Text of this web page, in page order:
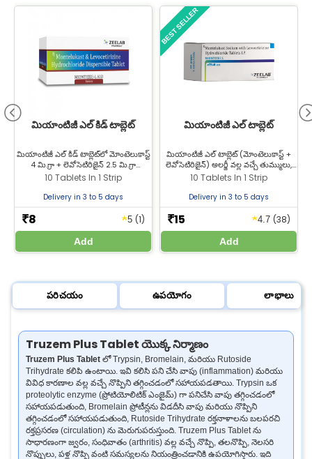
మియాంటిజీ ఎల్ కిడ్ టాబ్లెట్
మియాంటిజీ ఎల్ కిడ్ టాబ్లెట్‌లో మోంటెలుకాస్ట్
4 మి.గ్రా + లెవోసెటిరిజైన్ 2.5 మి.గ్రా
ఉంటాయి. ఇవి తుమ్ములు, అలర్జీలు, హే ఫీవర్
మరియు బ్రాంకియల్ ఆస్తమా చికిత్స కోసం
ఉపయోగిస్తారు. జీల్యాబ్ ఫార్మసీ నుండి
10 Tablets In 1 Strip
Delivery in 3 to 5 days
₹8 ★5 (1)
Add
మియాంటిజీ ఎల్ టాబ్లెట్
మియాంటిజీ ఎల్ టాబ్లెట్ (మోంటెలుకాస్ట్ +
లెవోసెటిరిజైన్) అలర్జీ వల్ల వచ్చే తుమ్ములు,
ముక్కు కారడం, అధిక జ్వరం మరియు
అలర్జీతో వచ్చే చర్మ సమస్యలను చికిత్స
చేయడానికి ఉపయోగిస్తారు. మియాంటిజీ ఎల్
10 Tablets In 1 Strip
Delivery in 3 to 5 days
₹15 ★4.7 (38)
Add
BEST SELLER
పరిచయం ఉపయోగం లాభాలు
Truzem Plus Tablet యొక్క నిర్మాణం
Truzem Plus Tablet లో Trypsin, Bromelain, మరియు Rutoside
Trihydrate కలిపి ఉంటాయి. ఇవి కలిసి పని చేసి వాపు (inflammation) మరియు
వివిధ కారణాల వల్ల వచ్చే నొప్పిని తగ్గించడంలో సహాయపడతాయి. Trypsin ఒక
proteolytic enzyme (ప్రోటియోలిటిక్ ఎంజైమ్) గా పనిచేసి వాపు తగ్గించడంలో
సహాయపడుతుంది, Bromelain ప్రోటీన్లను విడదీసి వాపు మరియు నొప్పిని
తగ్గించడంలో సహాయపడుతుంది, Rutoside Trihydrate రక్తనాళాలను బలపరచి
రక్తప్రసరణ (circulation) ను మెరుగుపరుస్తుంది. Truzem Plus Tablet ను
సాధారణంగా జ్వరం, సంధివాతం (arthritis) వల్ల వచ్చే నొప్పి, తలనొప్పి, నెలసరి
నొప్పులు, పళ్ల నొప్పి వంటి సమస్యలను నియంత్రించడానికి ఉపయోగిస్తారు. ఇది